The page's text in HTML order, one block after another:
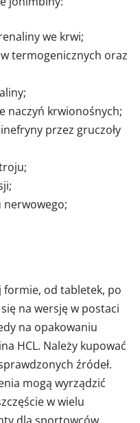
we krwi;
termogenicznych oraz
naczyń krwionośnych;
przez gruczoły
nerwowego;
formie, od tabletek, po
na wersję w postaci
na opakowaniu
HCL. Należy kupować
źródeł.
mogą wyrządzić
w wielu